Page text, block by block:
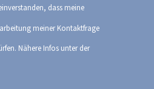
dass meine
meiner Kontaktfrage
Nähere Infos unter der